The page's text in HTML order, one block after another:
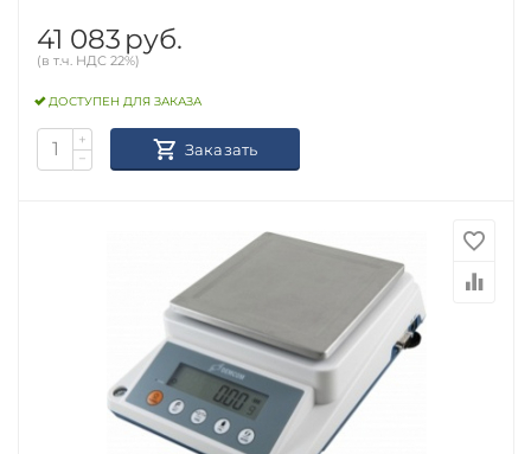
41 083 руб.
(в т.ч. НДС 22%)
ДОСТУПЕН ДЛЯ ЗАКАЗА
+
−
Заказать